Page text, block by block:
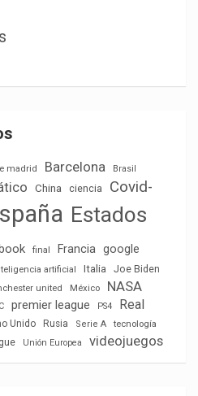
madrid Barcelona
Brasil
China ciencia
Covid-
Estados
final Francia google
artificial Italia Joe Biden
united México NASA
premier league PS4
Real
Unido Rusia Serie A
tecnología
Unión Europea videojuegos